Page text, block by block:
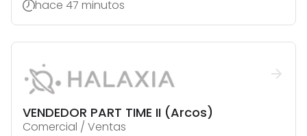
hace 47 minutos
VENDEDOR PART TIME II (Arcos)
Comercial / Ventas